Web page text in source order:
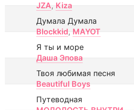
JZA, Kiza
Думала Думала
Blockkid, MAYOT
Я ты и море
Даша Эпова
Твоя любимая песня
Beautiful Boys
Путеводная